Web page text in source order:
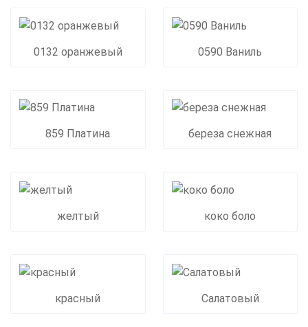
0132 оранжевый 0590 Ваниль
859 Платина береза снежная
желтый коко боло
красный Салатовый